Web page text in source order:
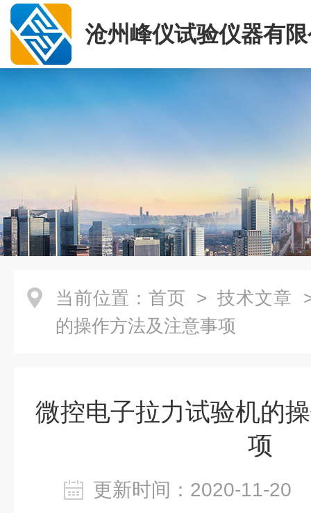
沧州峰仪试验仪器有
当前位置： 首页 > 技术文章
的操作方法及注意事项
微控电子拉力试验机的
项
更新时间：2020-11-